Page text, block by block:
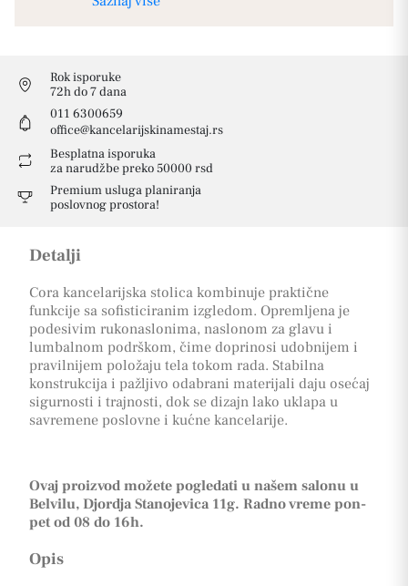
Rok isporuke
72h do 7 dana
011 6300659
office@kancelarijskinamestaj.rs
Besplatna isporuka
za narudžbe preko 50000 rsd
Premium usluga planiranja
poslovnog prostora!
Detalji
Cora kancelarijska stolica kombinuje praktične
funkcije sa sofisticiranim izgledom. Opremljena je
podesivim rukonaslonima, naslonom za glavu i
lumbalnom podrškom, čime doprinosi udobnijem i
pravilnijem položaju tela tokom rada. Stabilna
konstrukcija i pažljivo odabrani materijali daju osećaj
sigurnosti i trajnosti, dok se dizajn lako uklapa u
savremene poslovne i kućne kancelarije.
Ovaj proizvod možete pogledati u našem salonu u
Belvilu, Djordja Stanojevica 11g. Radno vreme pon-
pet od 08 do 16h.
Opis